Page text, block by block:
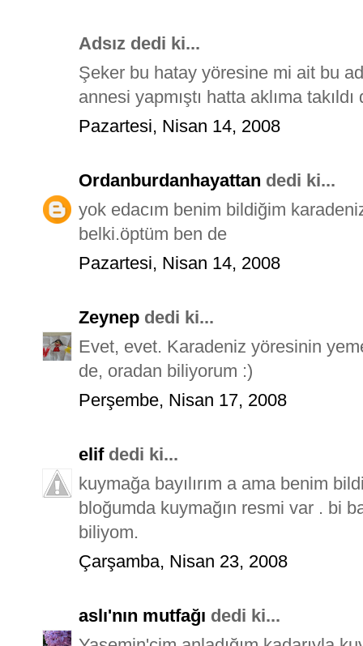
Adsız dedi ki...
Şeker bu hatay yöresine mi ait bu
annesi yapmıştı hatta aklıma
Pazartesi, Nisan 14, 2008
Ordanburdanhayattan dedi ki...
yok edacım benim bildiğim
belki.öptüm ben de
Pazartesi, Nisan 14, 2008
Zeynep dedi ki...
Evet, evet. Karadeniz yöresinin
de, oradan biliyorum :)
Perşembe, Nisan 17, 2008
elifdedi ki...
kuymağa bayılırım a ama benim
bloğumda kuymağın resmi var . bi
biliyom.
Çarşamba, Nisan 23, 2008
aslı'nın mutfağı dedi ki...